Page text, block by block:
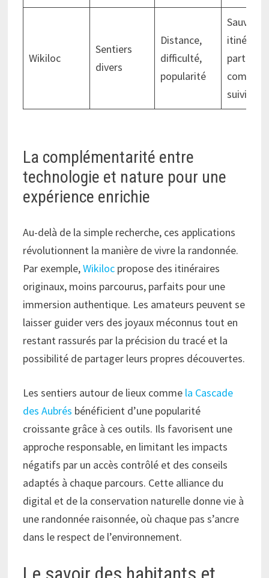
Wikiloc
Sentiers
divers
Distance,
difficulté,
popularité
partage
suivi GPS
La complémentarité entre
technologie et nature pour une
expérience enrichie
Au-delà de la simple recherche, ces applications
révolutionnent la manière de vivre la randonnée.
Par exemple,Wikiloc propose des itinéraires
originaux, moins parcourus, parfaits pour une
immersion authentique. Les amateurs peuvent se
laisser guider vers des joyaux méconnus tout en
restant rassurés par la précision du tracé et la
possibilité de partager leurs propres découvertes.
Les sentiers autour de lieux comme la Cascade
des Aubrés bénéficient d’une popularité
croissante grâce à ces outils. Ils favorisent une
approche responsable, en limitant les impacts
négatifs par un accès contrôlé et des conseils
adaptés à chaque parcours. Cette alliance du
digital et de la conservation naturelle donne vie à
une randonnée raisonnée, où chaque pas s’ancre
dans le respect de l’environnement.